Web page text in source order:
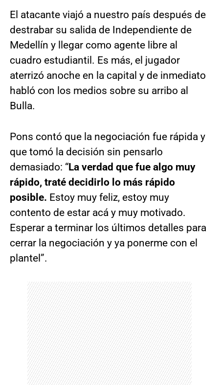
El atacante viajó a nuestro país después de
destrabar su salida de Independiente de
Medellín y llegar como agente libre al
cuadro estudiantil. Es más, el jugador
aterrizó anoche en la capital y de inmediato
habló con los medios sobre su arribo al
Bulla.
Pons contó que la negociación fue rápida y
que tomó la decisión sin pensarlo
demasiado: “La verdad que fue algo muy
rápido, traté decidirlo lo más rápido
posible. Estoy muy feliz, estoy muy
contento de estar acá y muy motivado.
Esperar a terminar los últimos detalles para
cerrar la negociación y ya ponerme con el
plantel”.